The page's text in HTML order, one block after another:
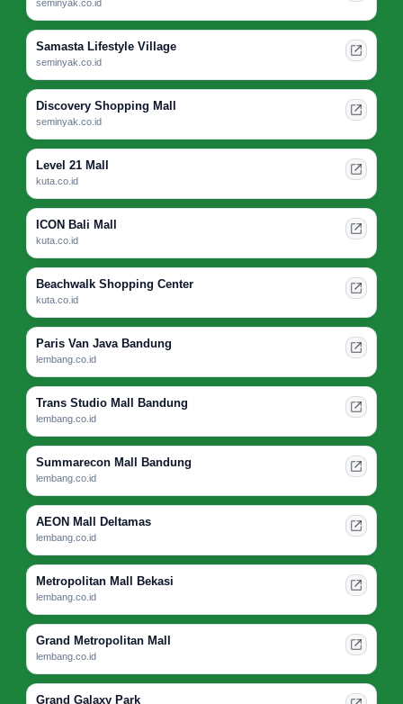
seminyak.co.id
Samasta Lifestyle Village
seminyak.co.id
Discovery Shopping Mall
seminyak.co.id
Level 21 Mall
kuta.co.id
ICON Bali Mall
kuta.co.id
Beachwalk Shopping Center
kuta.co.id
Paris Van Java Bandung
lembang.co.id
Trans Studio Mall Bandung
lembang.co.id
Summarecon Mall Bandung
lembang.co.id
AEON Mall Deltamas
lembang.co.id
Metropolitan Mall Bekasi
lembang.co.id
Grand Metropolitan Mall
lembang.co.id
Grand Galaxy Park